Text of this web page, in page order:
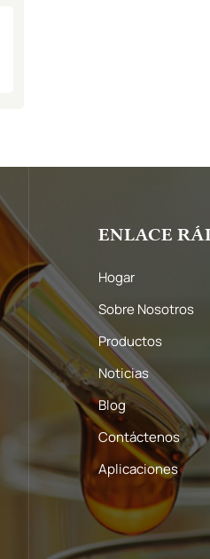
ENLACE
Hogar
Sobre Nosotros
Productos
Noticias
Blog
Contáctenos
Aplicaciones